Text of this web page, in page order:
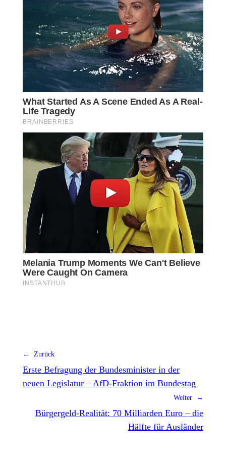
← Zurück
Erste Befragung der Bundesminister in der
neuen Legislatur – AfD-Fraktion im Bundestag
Weiter →
Bürgergeld-Realität: 70 Milliarden Euro – die
Hälfte für Ausländer